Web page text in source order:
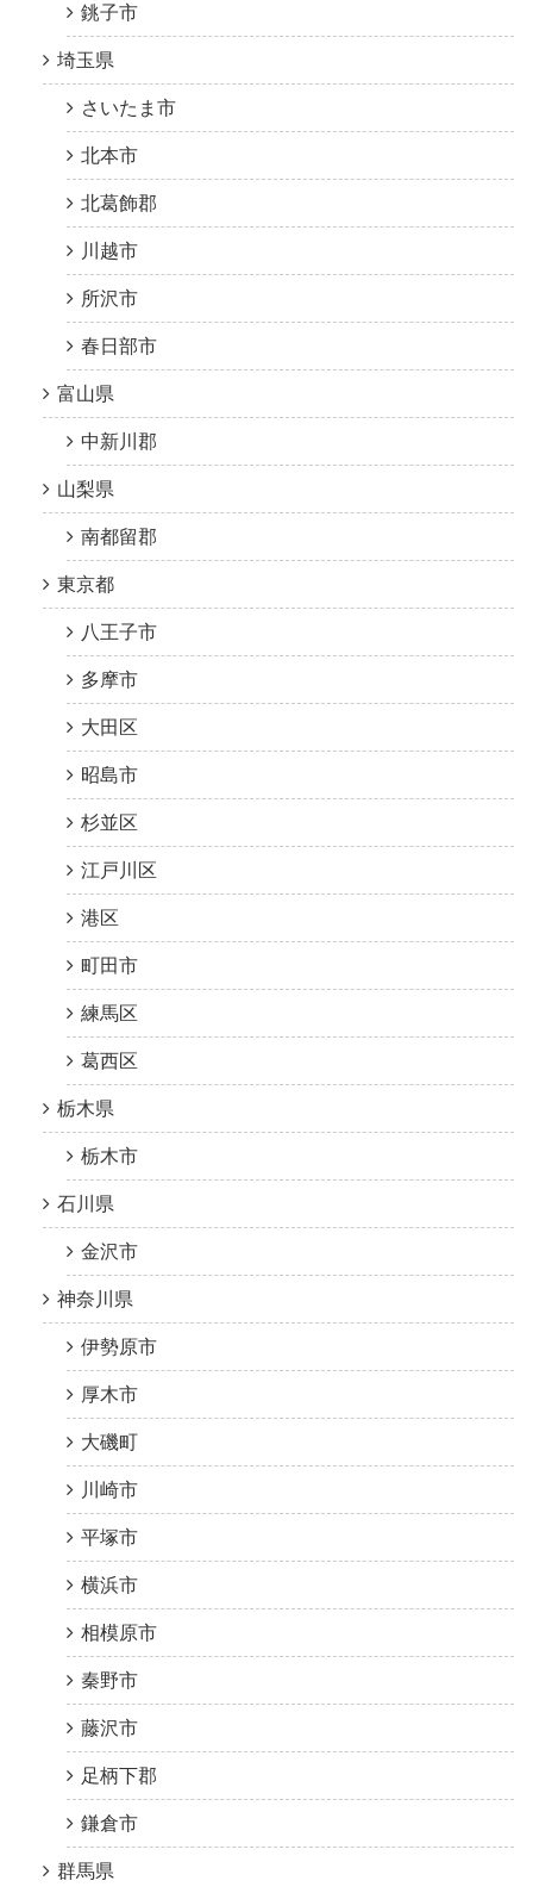
銚子市
埼玉県
さいたま市
北本市
北葛飾郡
川越市
所沢市
春日部市
富山県
中新川郡
山梨県
南都留郡
東京都
八王子市
多摩市
大田区
昭島市
杉並区
江戸川区
港区
町田市
練馬区
葛西区
栃木県
栃木市
石川県
金沢市
神奈川県
伊勢原市
厚木市
大磯町
川崎市
平塚市
横浜市
相模原市
秦野市
藤沢市
足柄下郡
鎌倉市
群馬県